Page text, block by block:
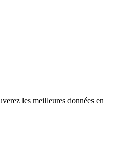
les meilleures données en